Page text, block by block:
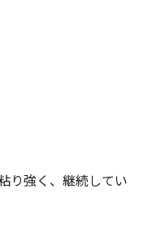
り強く、継続してい